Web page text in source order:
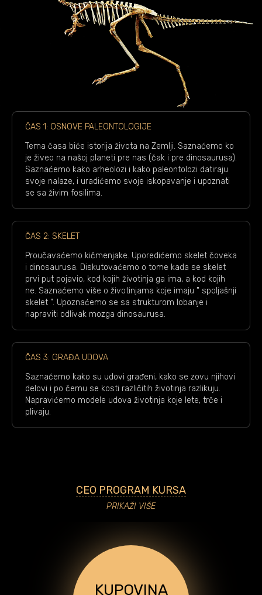
ČAS 1: OSNOVE PALEONTOLOGIJE
Tema časa biće istorija života na Zemlji. Saznaćemo ko
je živeo na našoj planeti pre nas (čak i pre dinosaurusa).
Saznaćemo kako arheolozi i kako paleontolozi datiraju
svoje nalaze, i uradićemo svoje iskopavanje i upoznati
se sa živim fosilima.
ČAS 2: SKELET
Proučavaćemo kičmenjake. Uporedićemo skelet čoveka
i dinosaurusa. Diskutovaćemo o tome kada se skelet
prvi put pojavio, kod kojih životinja ga ima, a kod kojih
ne. Saznaćemo više o životinjama koje imaju " spoljašnji
skelet ". Upoznaćemo se sa strukturom lobanje i
napraviti odlivak mozga dinosaurusa.
ČAS 3: GRAĐA UDOVA
Saznaćemo kako su udovi građeni, kako se zovu njihovi
delovi i po čemu se kosti različitih životinja razlikuju.
Napravićemo modele udova životinja koje lete, trče i
plivaju.
CEO PROGRAM KURSA
PRIKAŽI VIŠE
KUPOVINA